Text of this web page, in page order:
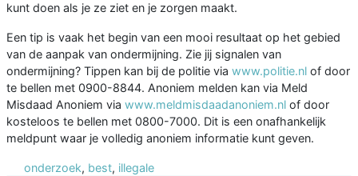
kunt doen als je ze ziet en je zorgen maakt.
Een tip is vaak het begin van een mooi resultaat op het gebied
van de aanpak van ondermijning. Zie jij signalen van
ondermijning? Tippen kan bij de politie via www.politie.nl of door
te bellen met 0900-8844. Anoniem melden kan via Meld
Misdaad Anoniem via www.meldmisdaadanoniem.nl of door
kosteloos te bellen met 0800-7000. Dit is een onafhankelijk
meldpunt waar je volledig anoniem informatie kunt geven.
onderzoek, best, illegale